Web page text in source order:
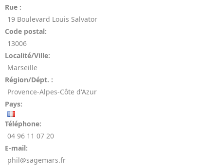
Rue :
19 Boulevard Louis Salvator
Code postal:
13006
Localité/Ville:
Marseille
Région/Dépt. :
Provence-Alpes-Côte d'Azur
Pays:
Téléphone:
04 96 11 07 20
E-mail:
phil@sagemars.fr